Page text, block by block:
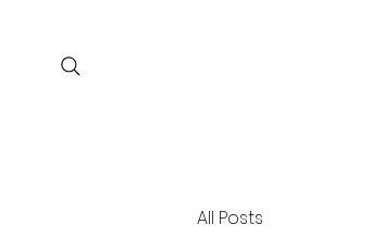
All Posts